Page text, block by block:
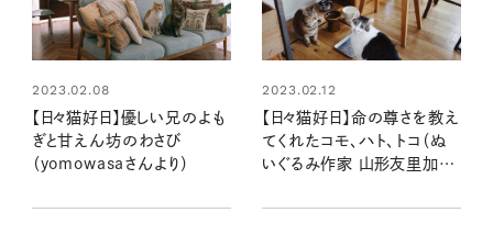
2023.02.08
【日々猫好日】優しい兄のよも
ぎと甘えん坊のわさび
（yomowasaさんより）
2023.02.12
【日々猫好日】命の尊さを教え
てくれたコモ、ハト、トコ（ぬ
いぐるみ作家 山形友里加さ